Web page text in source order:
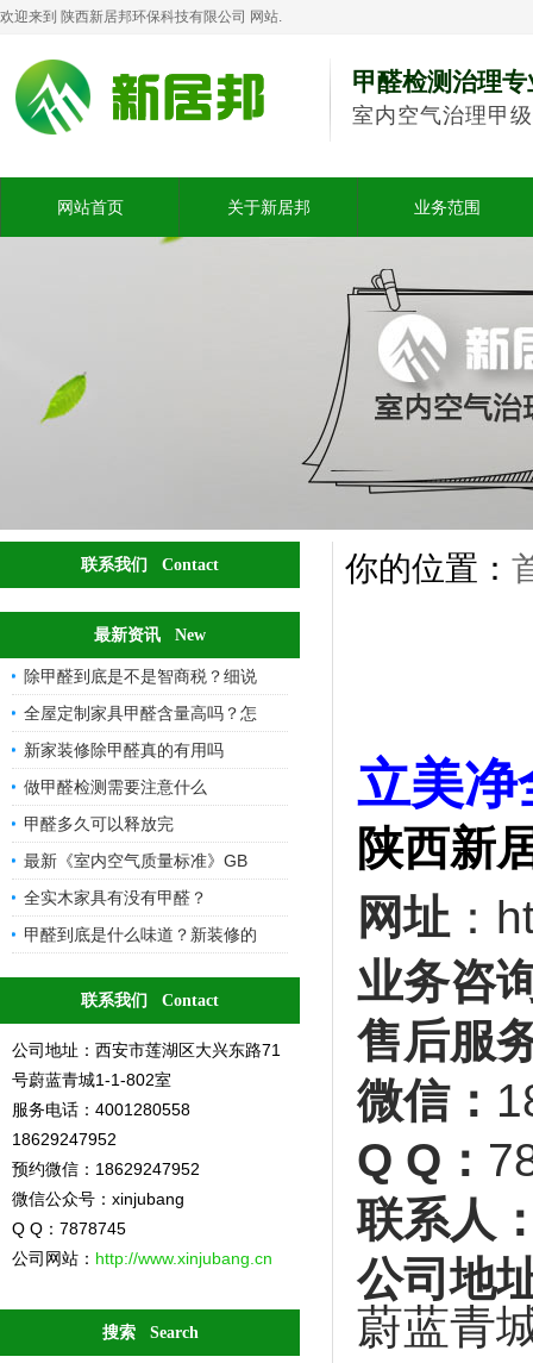
欢迎来到 陕西新居邦环保科技有限公司 网站.
甲醛检测治理
室内空气治理甲
网站首页 关于新居邦 业务范围
联系我们 Contact
最新资讯 New
除甲醛到底是不是智商税？细说
全屋定制家具甲醛含量高吗？怎
新家装修除甲醛真的有用吗
做甲醛检测需要注意什么
甲醛多久可以释放完
最新《室内空气质量标准》GB
全实木家具有没有甲醛？
甲醛到底是什么味道？新装修的
联系我们 Contact
公司地址：西安市莲湖区大兴东路71
号蔚蓝青城1-1-802室
服务电话：4001280558
18629247952
预约微信：18629247952
微信公众号：xinjubang
Q Q：7878745
公司网站： http://www.xinjubang.cn
搜索 Search
你的位置：
立美净
陕西新
网址 ：
业务咨
售后服
微信：
Q Q：
联系人
公司地
蔚蓝青